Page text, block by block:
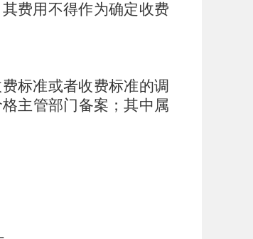
费用不得作为确定收费
标准或者收费标准的调
主管部门备案；其中属